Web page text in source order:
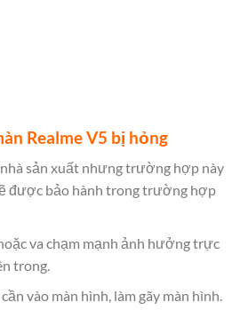
Realme V5 bị hỏng
sản xuất nhưng trường hợp này
được bảo hành trong trường hợp
va chạm mạnh ảnh hưởng trực
trong.
vào màn hình, làm gãy màn hình.